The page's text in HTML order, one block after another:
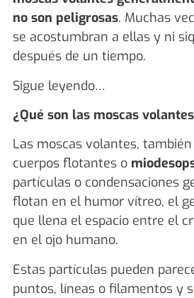
no son peligrosas. Muchas
se acostumbran a ellas y ni
después de un tiempo.
Sigue leyendo…
¿Qué son las moscas
Las moscas volantes,
cuerpos flotantes o
partículas o condensaciones
flotan en el humor vítreo, el
que llena el espacio entre el
en el ojo humano.
Estas partículas pueden
puntos, líneas o filamentos y